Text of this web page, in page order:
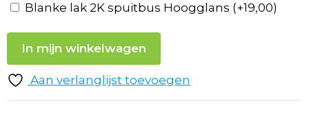
Blanke lak 2K spuitbus Hoogglans (+19,00)
In mijn winkelwagen
Aan verlanglijst toevoegen